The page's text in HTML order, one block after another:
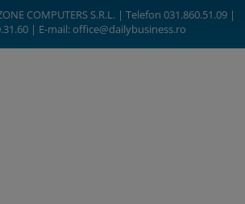
COMPUTERS S.R.L. | Telefon 031.860.51.09 |
| E-mail:office@dailybusiness.ro